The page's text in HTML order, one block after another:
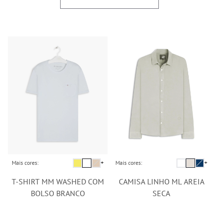
Mais cores: +
T-SHIRT MM WASHED COM
BOLSO BRANCO
Mais cores: +
CAMISA LINHO ML AREIA
SECA